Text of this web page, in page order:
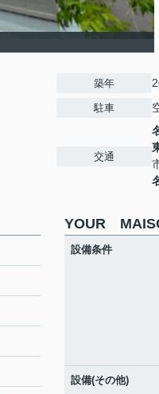
築年
駐車
交通
YOUR
設備条件
設備(その他)